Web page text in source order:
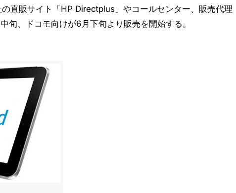
直販サイト「HP Directplus」やコールセンター、販売代理
旬、ドコモ向けが6月下旬より販売を開始する。